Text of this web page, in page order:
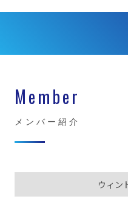
Member
メンバー紹介
ウィン